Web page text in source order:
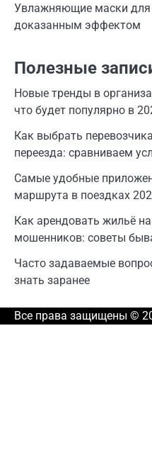
Увлажняющие маски для
доказанным эффектом
Полезные
Новые тренды в
что будет популярно в
Как выбрать
переезда: сравниваем
Самые удобные
маршрута в поездках
Как арендовать жильё
мошенников: советы
Часто задаваемые
знать заранее
Все права защищены ©